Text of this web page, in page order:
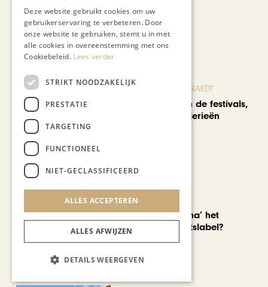
Recent nieuws
BLOG JO CORTENRAEDT
We verzuipen in de festivals,
feesten en braderieën
AUTOMOTIVE
Is ‘Made in China’ het
nieuwe kwaliteitslabel?
Deze website gebruikt cookies om uw
gebruikerservaring te verbeteren. Door
onze website te gebruiken, stemt u in met
alle cookies in overeenstemming met ons
Cookiebeleid. Lees verder
STRIKT NOODZAKELIJK
PRESTATIE
TARGETING
FUNCTIONEEL
NIET-GECLASSIFICEERD
ALLES ACCEPTEREN
ALLES AFWIJZEN
DETAILS WEERGEVEN